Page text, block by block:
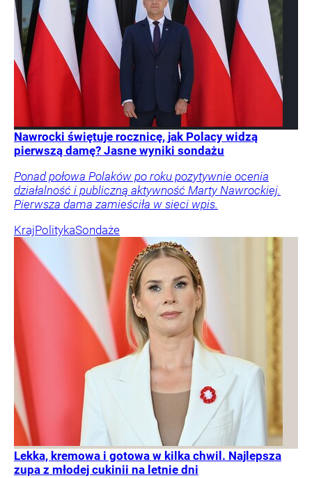
Nawrocki świętuje rocznicę, jak Polacy widzą
pierwszą damę? Jasne wyniki sondażu
Ponad połowa Polaków po roku pozytywnie ocenia
działalność i publiczną aktywność Marty Nawrockiej.
Pierwsza dama zamieściła w sieci wpis.
KrajPolitykaSondaże
Lekka, kremowa i gotowa w kilka chwil. Najlepsza
zupa z młodej cukinii na letnie dni